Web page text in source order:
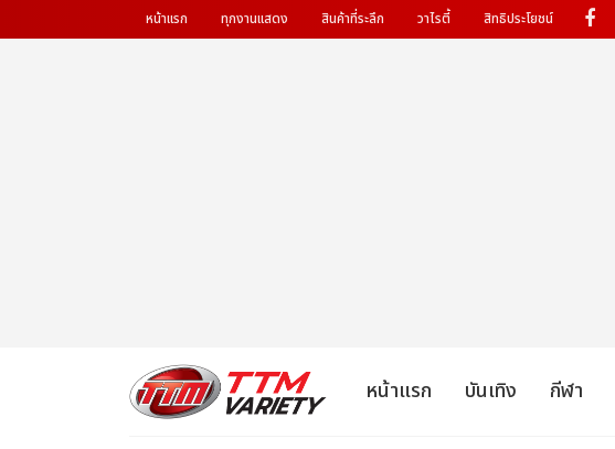
หน้าแรก ทุกงานแสดง สินค้าที่ระลึก วาไรตี้ สิทธิประโยชน์
หน้าแรก บันเทิง กีฬา